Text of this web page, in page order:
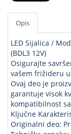
Opis
LED Sijalica /
(BDL3 12V)
Osigurajte
vašem frižideru
Ovaj deo je
garantuje visok
kompatibilnost
Ključne
Originalni deo: